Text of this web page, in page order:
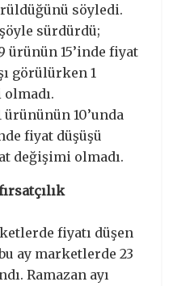
söyledi.
sürdürdü;
ürünün 15’inde fiyat
görülürken 1
ürününün 10’unda
fiyat düşüşü
değişimi olmadı.
fiyatı düşen
ay marketlerde 23
Ramazan ayı